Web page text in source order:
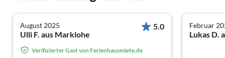
August 2025
Ulli F. aus Marklohe
5.0
Verifizierter Gast von Ferienhausmiete.de
Februar
Lukas D.